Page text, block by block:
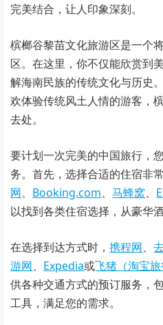
完美结合，让人印象深刻。
槟榔谷黎苗文化旅游区是一个
区。在这里，你不仅能欣赏到
解海南民族的传统文化与历史
欢体验传统风土人情的游客，
去处。
要计划一次完美的中国旅行，
务。首先，选择合适的住宿非
网、 Booking.com、马蜂窝、
以找到各类住宿选择，从豪华
在选择到达方式时，携程网、
游网、 Expedia或飞猪（淘宝旅
供各种交通方式的预订服务，
工具，满足您的需求。